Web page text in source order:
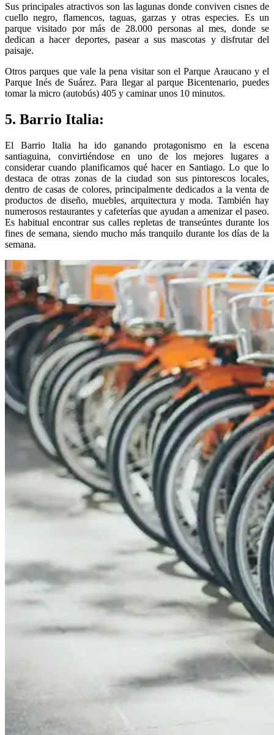
Sus principales atractivos son las lagunas donde conviven cisnes de
cuello negro, flamencos, taguas, garzas y otras especies. Es un
parque visitado por más de 28.000 personas al mes, donde se
dedican a hacer deportes, pasear a sus mascotas y disfrutar del
paisaje.
Otros parques que vale la pena visitar son el Parque Araucano y el
Parque Inés de Suárez. Para llegar al parque Bicentenario, puedes
tomar la micro (autobús) 405 y caminar unos 10 minutos.
5. Barrio Italia:
El Barrio Italia ha ido ganando protagonismo en la escena
santiaguina, convirtiéndose en uno de los mejores lugares a
considerar cuando planificamos qué hacer en Santiago. Lo que lo
destaca de otras zonas de la ciudad son sus pintorescos locales,
dentro de casas de colores, principalmente dedicados a la venta de
productos de diseño, muebles, arquitectura y moda. También hay
numerosos restaurantes y cafeterías que ayudan a amenizar el paseo.
Es habitual encontrar sus calles repletas de transeúntes durante los
fines de semana, siendo mucho más tranquilo durante los días de la
semana.